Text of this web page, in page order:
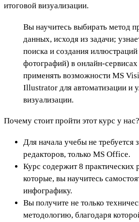
итоговой визуализации.
Вы научитесь выбирать метод
данных, исходя из задачи;
поиска и создания иллюстраций
фотографий) в онлайн-сервисах
применять возможности MS
Illustrator для автоматизации и
визуализации.
Почему стоит пройти этот курс у нас?
Для начала учебы не требуется
редакторов, только MS Office.
Курс содержит 8 практических
которые, вы научитесь
инфографику.
Вы получите не только
методологию, благодаря